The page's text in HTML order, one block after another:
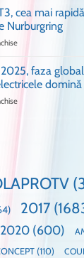
în
UK,
nevoie
de
VANS!
Am
pus
umărul
cu
mai
mare
paradă
de
dube
cea mai
Nurburgring
911
GT3,
cea
pe
Nurburgring
faza
EV3
câștigătoare,
domină
WCOTY
2017
2020 (600)
(110)